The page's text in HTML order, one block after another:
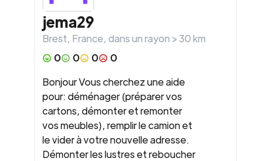
jema29
Brest, France, dans un rayon >30km
0
0 0
0
Bonjour Vous cherchez une aide
pour: déménager (préparer vos
cartons, démonter et remonter
vos meubles), remplir le camion et
le vider à votre nouvelle adresse.
Démonter les lustres et reboucher